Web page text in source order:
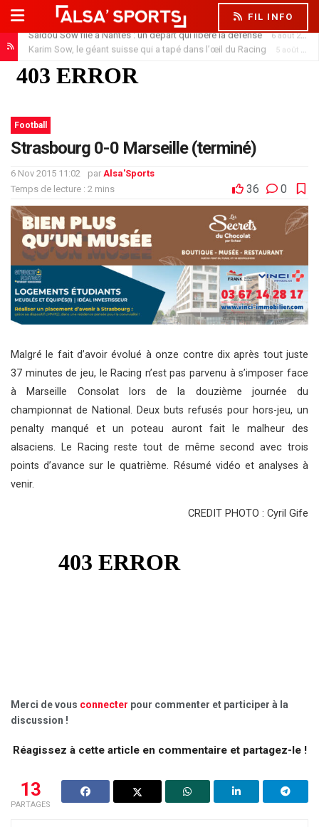
FIL INFO
Karim Sow, le géant suisse qui a tapé dans l’œil du Racing 5 août 2026
Football
Strasbourg 0-0 Marseille (terminé)
6 Nov 2015 11:02 par Alsa'Sports
Temps de lecture : 2 mins
36 0
Malgré le fait d’avoir évolué à onze contre dix après tout juste
37 minutes de jeu, le Racing n’est pas parvenu à s’imposer face
à Marseille Consolat lors de la douzième journée du
championnat de National. Deux buts refusés pour hors-jeu, un
penalty manqué et un poteau auront fait le malheur des
alsaciens. Le Racing reste tout de même second avec trois
points d’avance sur le quatrième. Résumé vidéo et analyses à
venir.
CREDIT PHOTO : Cyril Gife
Merci de vous connecter pour commenter et participer à la
discussion !
Réagissez à cette article en commentaire et partagez-le !
13
PARTAGES